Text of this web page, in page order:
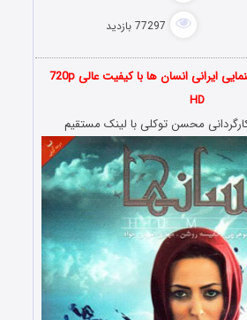
77297 بازدید
دانلود رایگان فیلم سینمایی ایرانی انسان ها با کیفیت عالی 720p
HD
محسن توکلی با لینک مستقیم